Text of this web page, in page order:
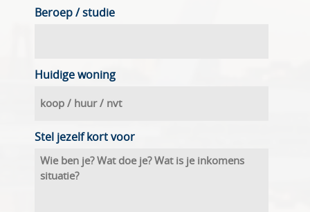
Beroep / studie
Huidige woning
Stel jezelf kort voor